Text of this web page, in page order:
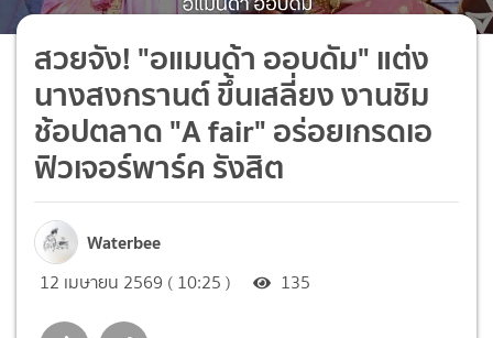
สวยจัง! "อแมนด้า ออบดัม" แต่ง
นางสงกรานต์ ขึ้นเสลี่ยง งานชิม
ช้อปตลาด "A fair" อร่อยเกรดเอ
ฟิวเจอร์พาร์ค รังสิต
Waterbee
12 เมษายน 2569 ( 10:25 ) 135